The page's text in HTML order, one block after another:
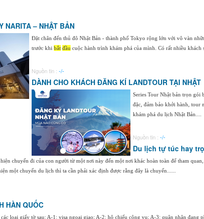
NARITA – NHẬT BẢN
Đặt chân đến thủ đô Nhật Bản - thành phố Tokyo rộng lớn với vô vàn
trước khi bắt đầu cuộc hành trình khám phá của mình. Có rất nhiều
Nguồn tin : -/-
DÀNH CHO KHÁCH ĐĂNG KÍ LANDTOUR TẠI NHẬT
Series Tour Nhật bản trọn
đặc, đảm bảo khởi hành, tour
khám phá du lịch Nhật Bản....
Nguồn tin : -/-
Du lịch tự túc hay
chuyến đi của con người từ một nơi này đến một nơi khác hoàn toàn để tham
một chuyến du lịch thì ta cần phải xác định được rằng đây là chuyến......
HÀN QUỐC
loại giấy tờ sau: A-1: visa ngoại giao; A-2: hộ chiếu công vụ; A-3: quân nhân